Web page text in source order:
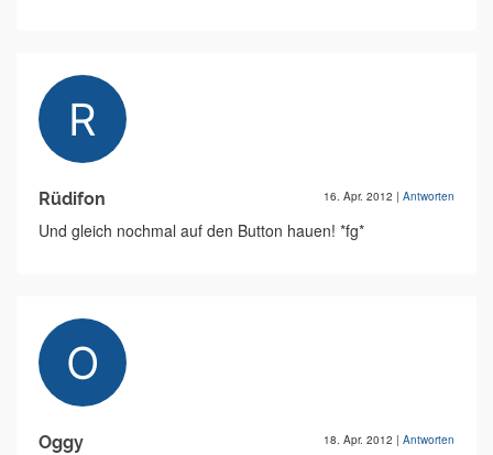
Rüdifon 16. Apr. 2012 | Antworten
Und gleich nochmal auf den Button hauen! *fg*
Oggy 18. Apr. 2012 | Antworten